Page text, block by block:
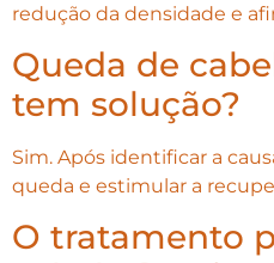
redução da densidade e
Queda de
tem solução?
Sim. Após identificar a
queda e estimular a
O tratamento